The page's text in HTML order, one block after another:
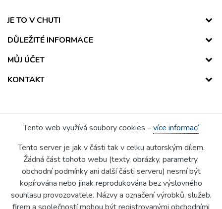
JE TO V CHUTI
DŮLEŽITÉ INFORMACE
MŮJ ÚČET
KONTAKT
Tento web využívá soubory cookies –více informací
Tento server je jak v části tak v celku autorským dílem.
Žádná část tohoto webu (texty, obrázky, parametry,
obchodní podmínky ani další části serveru) nesmí být
kopírována nebo jinak reprodukována bez výslovného
souhlasu provozovatele. Názvy a označení výrobků, služeb,